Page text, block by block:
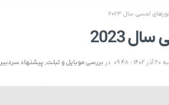
لمسی سال ۲۰۲۳
2023
09:48 در بررسی موبایل و تبلت,پیشنهاد سردبیر